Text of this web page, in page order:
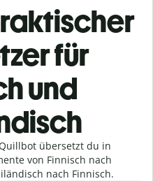
für
und
übersetzt du in
von Finnisch nach
nach Finnisch.